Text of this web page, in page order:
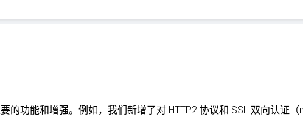
的功能和增强。例如，我们新增了对 HTTP2 协议和 SSL 双向认证（